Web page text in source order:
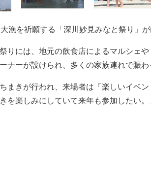
漁を祈願する「深川妙見みなと祭り」
りには、地元の飲食店によるマルシェ
ナーが設けられ、多くの家族連れで賑わ
まきが行われ、来場者は「楽しいイベ
を楽しみにしていて来年も参加したい。